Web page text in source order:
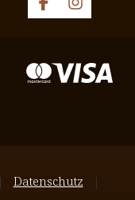
Datenschutz